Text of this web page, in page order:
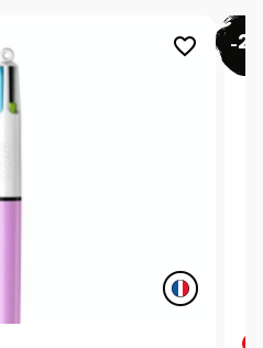
favorite_border -26